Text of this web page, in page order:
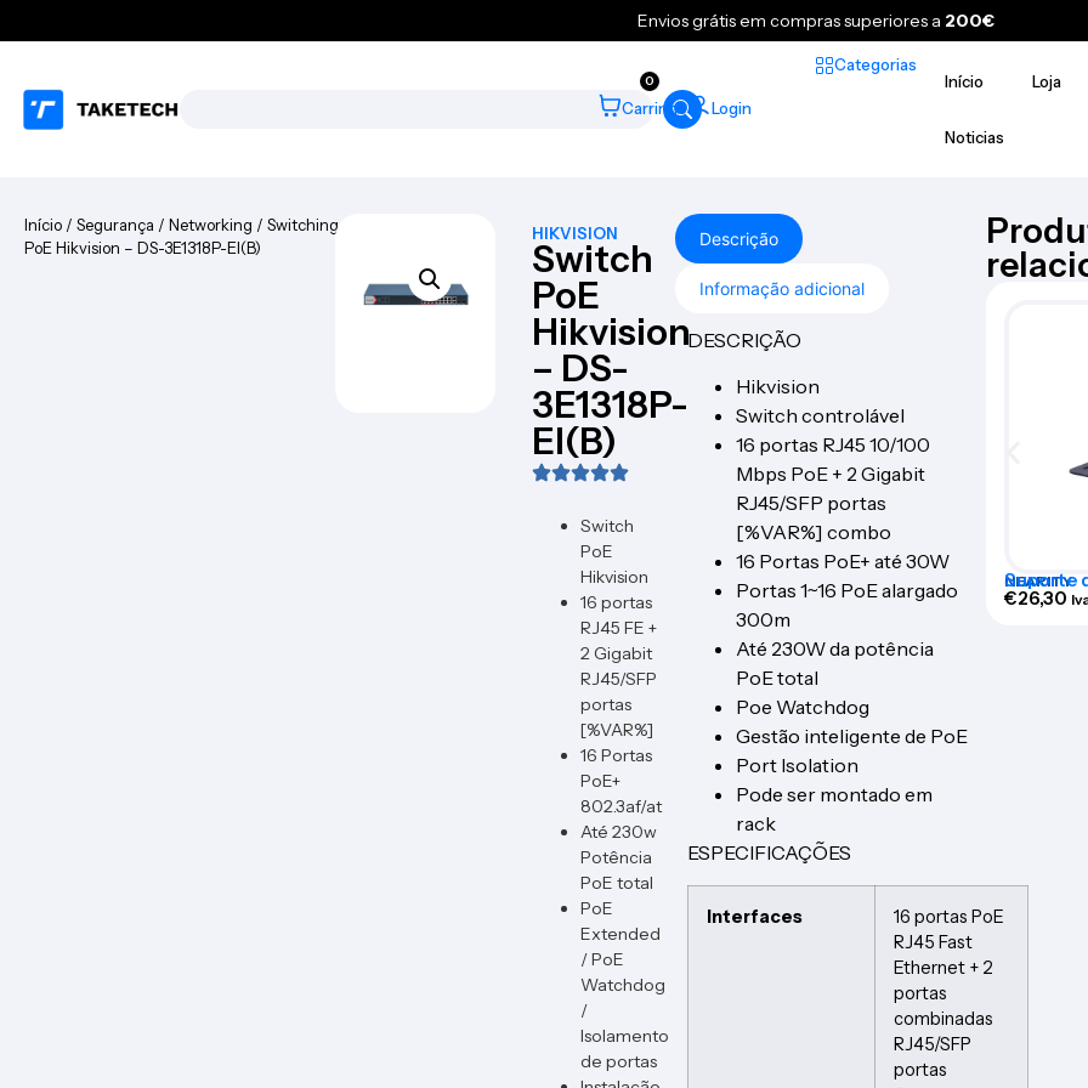
Envios grátis em compras superiores a 200€
0
Carrinho Login
Categorias
Início
Loja
Noticias
Início / Segurança / Networking / Switching
PoE Hikvision – DS-3E1318P-EI(B)
HIKVISION
Switch
PoE
Hikvision
– DS-
3E1318P-
EI(B)
Switch
PoE
Hikvision
16 portas
RJ45 FE +
2 Gigabit
RJ45/SFP
portas
[%VAR%]
16 Portas
PoE+
802.3af/at
Até 230w
Potência
PoE total
PoE
Extended
/ PoE
Watchdog
/
Isolamento
de portas
Descrição
Informação adicional
DESCRIÇÃO
Hikvision
Switch controlável
16 portas RJ45 10/100
Mbps PoE + 2 Gigabit
RJ45/SFP portas
[%VAR%] combo
16 Portas PoE+ até 30W
Portas 1~16 PoE alargado
300m
Até 230W da potência
PoE total
Poe Watchdog
Gestão inteligente de PoE
Port Isolation
Pode ser montado em
rack
ESPECIFICAÇÕES
Interfaces
16 portas PoE
RJ45 Fast
Ethernet + 2
portas
combinadas
RJ45/SFP
portas
NEARITY
Suporte
de som –
€26,30